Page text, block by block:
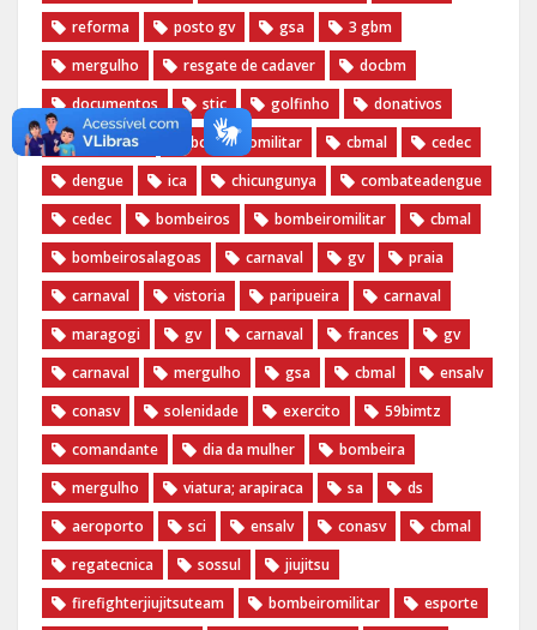
reforma posto gv gsa
3 gbm
mergulho
resgate de cadaver
docbm
documentos
stic golfinho
donativos
bombeiros
bombeiromilitar cbmal
cedec
dengue
ica chicungunya
combateadengue
cedec
bombeiros bombeiromilitar
cbmal
bombeirosalagoas
carnaval gv
praia
carnaval
vistoria paripueira
carnaval
maragogi
gv carnaval frances
gv
carnaval
mergulho gsa cbmal
ensalv
conasv
solenidade exercito
59bimtz
comandante
dia da mulher
bombeira
mergulho
viatura; arapiraca sa
ds
aeroporto
sci ensalv conasv
cbmal
regatecnica
sossul
jiujitsu
firefighterjiujitsuteam
bombeiromilitar
esporte